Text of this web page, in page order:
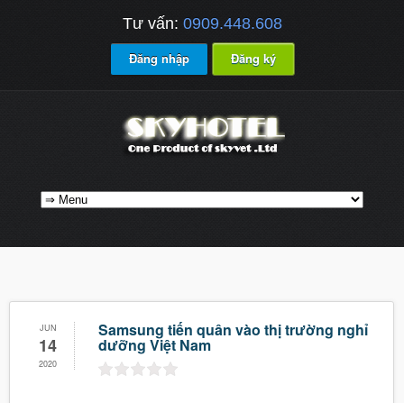
Tư vấn: 0909.448.608
Đăng nhập Đăng ký
JUN
14
2020
Samsung tiến quân vào thị trường nghỉ
dưỡng Việt Nam